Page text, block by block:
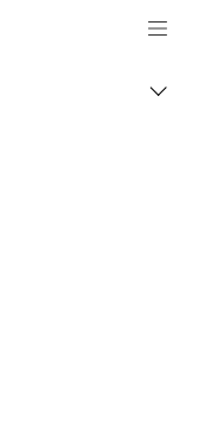
Canon Logo, back to